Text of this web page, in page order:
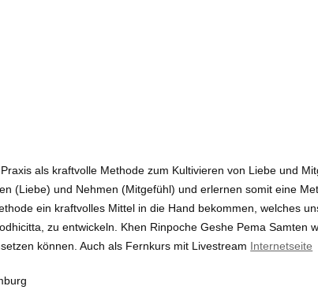
als kraftvolle Methode zum Kultivieren von Liebe und
(Liebe) und Nehmen (Mitgefühl) und erlernen somit eine
ein kraftvolles Mittel in die Hand bekommen, welches
zu entwickeln. Khen Rinpoche Geshe Pema Samten
können. Auch als Fernkurs mit Livestream Internetseite